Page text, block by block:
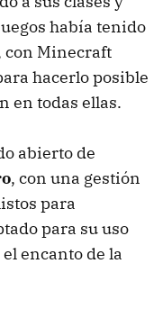
había tenido
con Minecraft
hacerlo posible
en todas ellas.
abierto de
, con una gestión
para
para su uso
encanto de la